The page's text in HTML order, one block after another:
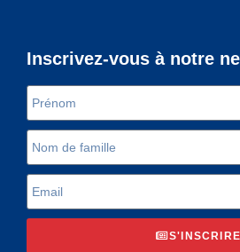
Inscrivez-vous à notre
S'INSCRIRE